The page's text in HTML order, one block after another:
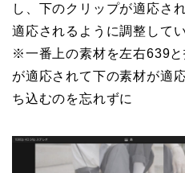
し、下のクリップが適応さ
適応されるように調整してい
※一番上の素材を左右639
が適応されて下の素材が適
ち込むのを忘れずに